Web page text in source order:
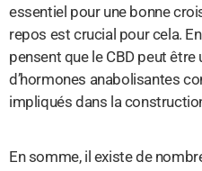
essentiel pour une bonne
repos est crucial pour cela.
pensent que le CBD peut
d’hormones anabolisantes
impliqués dans la
En somme, il existe de